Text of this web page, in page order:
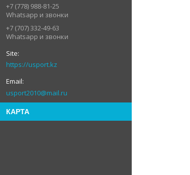
+7 (778) 988-81-25
Whatsapp и звонки
+7 (707) 332-49-63
Whatsapp и звонки
https://usport.kz
usport2010@mail.ru
КАРТА